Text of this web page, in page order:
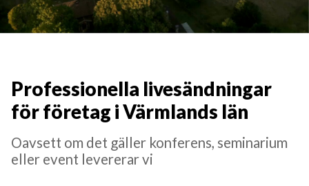
Professionella livesändningar
för företag i Värmlands län
Oavsett om det gäller konferens, seminarium
eller event levererar vi